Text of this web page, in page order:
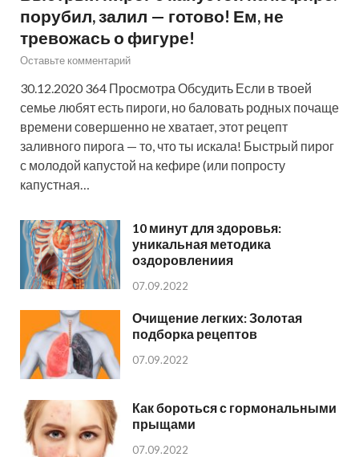
порубил, залил — готово! Ем, не
тревожась о фигуре!
Оставьте комментарий
30.12.2020 364 Просмотра Обсудить Если в твоей
семье любят есть пироги, но баловать родных почаще
времени совершенно не хватает, этот рецепт
заливного пирога — то, что ты искала! Быстрый пирог
с молодой капустой на кефире (или попросту
капустная…
10 минут для здоровья:
уникальная методика
оздоровлениия
07.09.2022
Очищение легких: Золотая
подборка рецептов
07.09.2022
Как бороться с гормональными
прыщами
07.09.2022